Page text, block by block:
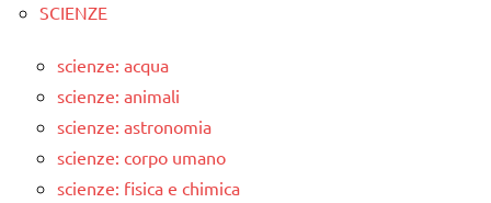
SCIENZE
scienze: acqua
scienze: animali
scienze: astronomia
scienze: corpo umano
scienze: fisica e chimica